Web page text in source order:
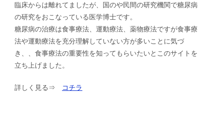
臨床からは離れてましたが、国のや民間の研究機関で糖尿病
の研究をおこなっている医学博士です。
糖尿病の治療は食事療法、運動療法、薬物療法ですが食事療
法や運動療法を充分理解していない方が多いことに気づ
き、、食事療法の重要性を知ってもらいたいとこのサイトを
立ち上げました。
詳しく見る⇒ コチラ